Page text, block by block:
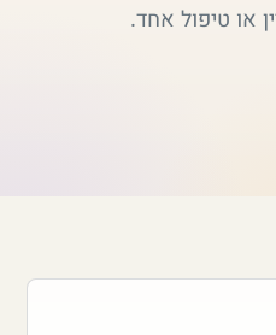
או טיפול אחד.